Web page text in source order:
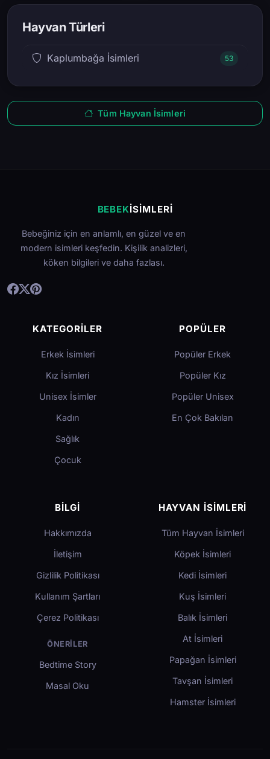
Hayvan Türleri
Kaplumbağa İsimleri 53
Tüm Hayvan İsimleri
BEBEKİSIMLERI
Bebeğiniz için en anlamlı, en güzel ve en
modern isimleri keşfedin. Kişilik analizleri,
köken bilgileri ve daha fazlası.
KATEGORILER
Erkek İsimleri
Kız İsimleri
Unisex İsimler
Kadın
Sağlık
Çocuk
POPÜLER
Popüler Erkek
Popüler Kız
Popüler Unisex
En Çok Bakılan
BILGI
Hakkımızda
İletişim
Gizlilik Politikası
Kullanım Şartları
Çerez Politikası
ÖNERILER
Bedtime Story
Masal Oku
HAYVAN İSIMLERI
Tüm Hayvan İsimleri
Köpek İsimleri
Kedi İsimleri
Kuş İsimleri
Balık İsimleri
At İsimleri
Papağan İsimleri
Tavşan İsimleri
Hamster İsimleri